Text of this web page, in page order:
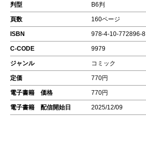
判型 B6判
頁数 160ページ
ISBN 978-4-10-772896-8
C-CODE 9979
ジャンル コミック
定価 770円
電子書籍 価格 770円
電子書籍 配信開始日 2025/12/09